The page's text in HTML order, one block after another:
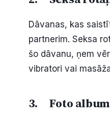
Dāvanas, kas
partnerim. Seksa
šo dāvanu, ņem
vibratori vai
3. Foto